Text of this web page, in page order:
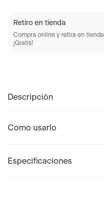
Retiro en tienda
Compra online y retira en tienda
¡Gratis!
Descripción
Como usarlo
Especificaciones